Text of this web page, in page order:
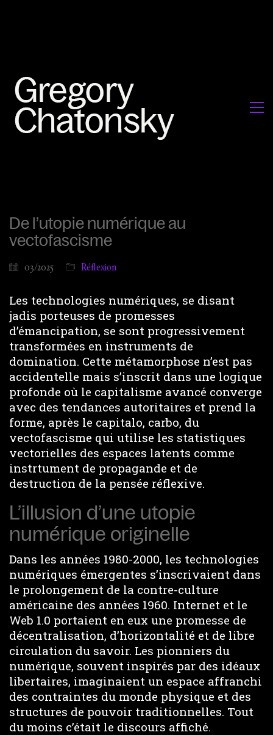
De l’utopie numérique au
vectofascisme
03/2025 Réflexion
Les technologies numériques, se disant
jadis porteuses de promesses
d’émancipation, se sont progressivement
transformées en instruments de
domination. Cette métamorphose n’est pas
accidentelle mais s’inscrit dans une logique
profonde où le capitalisme avancé converge
avec des tendances autoritaires et prend la
forme, après le capitalo, carbo, du
vectofascisme qui utilise les statistiques
vectorielles des espaces latents comme
instrtument de propagande et de
destruction de la pensée réflexive.
L’illusion d’une utopie
numérique originelle
Dans les années 1980-2000, les technologies
numériques émergentes s’inscrivaient dans
le prolongement de la contre-culture
américaine des années 1960. Internet et le
Web 1.0 portaient en eux une promesse de
décentralisation, d’horizontalité et de libre
circulation du savoir. Les pionniers du
numérique, souvent inspirés par des idéaux
libertaires, imaginaient un espace affranchi
des contraintes du monde physique et des
structures de pouvoir traditionnelles. Tout
du moins c’était le discours affiché.